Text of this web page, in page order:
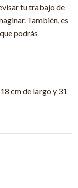
tu trabajo de
También, es
podrás
cm de largo y 31